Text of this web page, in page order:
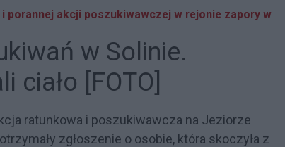
porannej akcji poszukiwawczej w rejonie zapory w
w Solinie.
[FOTO]
ratunkowa i poszukiwawcza na Jeziorze
zgłoszenie o osobie, która skoczyła z